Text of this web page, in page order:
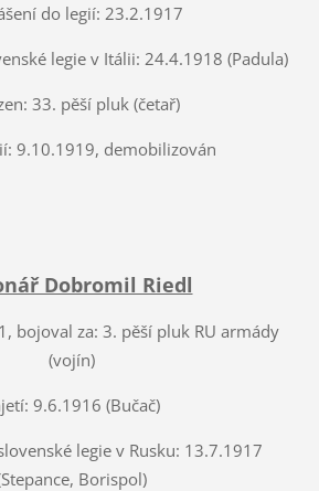
do legií: 23.2.1917
legie v Itálii: 24.4.1918 (Padula)
33. pěší pluk (četař)
9.10.1919, demobilizován
Dobromil Riedl
bojoval za: 3. pěší pluk RU armády
(vojín)
9.6.1916 (Bučač)
legie v Rusku: 13.7.1917
Borispol)